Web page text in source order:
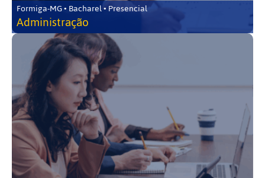
Formiga-MG • Bacharel • Presencial
Administração